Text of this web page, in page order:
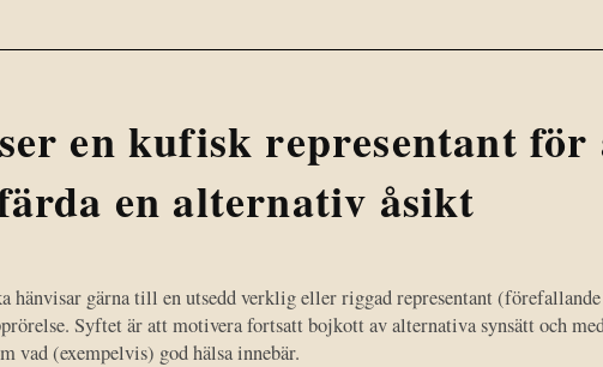
en kufisk representant för
en alternativ åsikt
hänvisar gärna till en utsedd verklig eller riggad representant
Syftet är att motivera fortsatt bojkott av alternativa synsätt och
vad (exempelvis) god hälsa innebär.